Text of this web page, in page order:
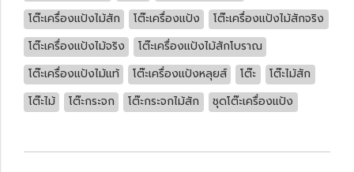
โต๊ะเครื่องแป้งไม้สัก
โต๊ะเครื่องแป้ง
โต๊ะเครื่องแป้งไม้สักจริง
โต๊ะเครื่องแป้งไม้จริง
โต๊ะเครื่องแป้งไม้สักโบราณ
โต๊ะเครื่องแป้งไม้แท้
โต๊ะเครื่องแป้งหลุยส์ โต๊ะ
โต๊ะไม้สัก
โต๊ะไม้
โต๊ะกระจก โต๊ะกระจกไม้สัก ชุดโต๊ะเครื่องแป้ง